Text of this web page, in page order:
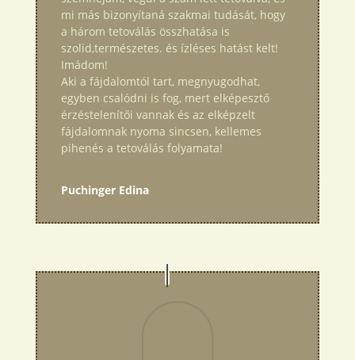
mi más bizonyítaná szakmai tudását, hogy
a három tetoválás összhatása is
szolid,természetes. és ízléses hatást kelt!
Imádom!
Aki a fájdalomtól tart, megnyugodhat,
egyben csalódni is fog, mert elképesztő
érzéstelenítői vannak és az elképzelt
fájdalomnak nyoma sincsen, kellemes
pihenés a tetoválás folyamata!
Puchinger Edina